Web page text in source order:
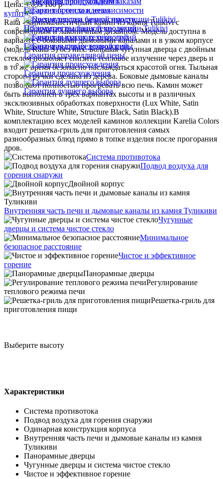
Гарантия тепла и независимости
Гарантия высоких технологий
Гарантия справедливой цены
Гарантия происхождения
Гарантия лучшего выбора
Гарантия происхождения
Преимущества банной продукции Tulikivi
Гарантия высоких технологий
Цена:1'055'100р
купить
Raita - минималистичный камин из камня Tulikivi с
современным и лаконичным дизайном. Модель доступна в
варианте с боковыми дымовыми каналами и в узком корпусе
(модель Raita S) без них. Большая чугунная дверца с двойным
стеклом позволяет снизить тепловое излучение через дверь и
в то же время безопасно наслаждаться красотой огня. Тыльная
сторона ручки сделана из дерева. Боковые дымовые каналы
позволяют полностью прогревать всю печь. Камин может
быть выполнен в трёх вариантах высоты и в различных
эксклюзивных обработках поверхности (Lux White, Satin
White, Structure White, Structure Black, Satin Black).В
комплектацию всех моделей каминов коллекции Karelia Colors
входит решетка-гриль для приготовления самых
разнообразных блюд прямо в топке изделия после прогорания
дров.
Система противотока
Подвод воздуха для
горения снаружи
Двойной корпус
Внутренняя часть печи и дымовые каналы из камня Туликиви
Чугунные
дверцы и система чистое стекло
Минимальное
безопасное расстояние
Чистое и эффективное
горение
Панорамные дверцы
Регулирование
теплового режима печи
Решетка-гриль для
приготовления пищи
Выберите высоту
Характеристики
Система противотока
Подвод воздуха для горения снаружи
Одинарная конструкция корпуса
Внутренняя часть печи и дымовые каналы из камня
Туликиви
Панорамные дверцы
Чугунные дверцы и система чистое стекло
Чистое и эффективное горение